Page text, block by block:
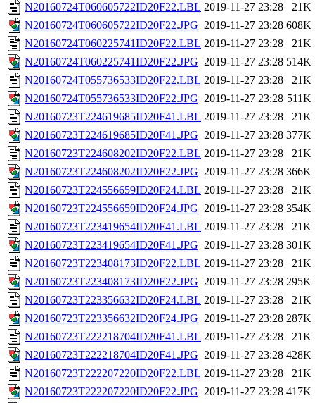
N20160724T060605722ID20F22.LBL 2019-11-27 23:28
21K
N20160724T060605722ID20F22.JPG 2019-11-27 23:28 608K
N20160724T060225741ID20F22.LBL 2019-11-27 23:28
21K
N20160724T060225741ID20F22.JPG 2019-11-27 23:28 514K
N20160724T055736533ID20F22.LBL 2019-11-27 23:28
21K
N20160724T055736533ID20F22.JPG 2019-11-27 23:28 511K
N20160723T224619685ID20F41.LBL 2019-11-27 23:28
21K
N20160723T224619685ID20F41.JPG 2019-11-27 23:28 377K
N20160723T224608202ID20F22.LBL 2019-11-27 23:28
21K
N20160723T224608202ID20F22.JPG 2019-11-27 23:28 366K
N20160723T224556659ID20F24.LBL 2019-11-27 23:28
21K
N20160723T224556659ID20F24.JPG 2019-11-27 23:28 354K
N20160723T223419654ID20F41.LBL 2019-11-27 23:28
21K
N20160723T223419654ID20F41.JPG 2019-11-27 23:28 301K
N20160723T223408173ID20F22.LBL 2019-11-27 23:28
21K
N20160723T223408173ID20F22.JPG 2019-11-27 23:28 295K
N20160723T223356632ID20F24.LBL 2019-11-27 23:28
21K
N20160723T223356632ID20F24.JPG 2019-11-27 23:28 287K
N20160723T222218704ID20F41.LBL 2019-11-27 23:28
21K
N20160723T222218704ID20F41.JPG 2019-11-27 23:28 428K
N20160723T222207220ID20F22.LBL 2019-11-27 23:28
21K
N20160723T222207220ID20F22.JPG 2019-11-27 23:28 417K